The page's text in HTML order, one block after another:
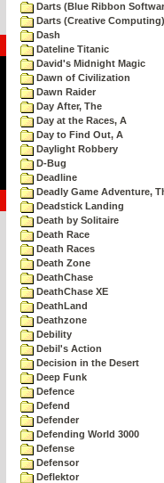
Darts (Blue Ribbon
Darts (Creative Computing)
Dash
Dateline Titanic
David's Midnight Magic
Dawn of Civilization
Dawn Raider
Day After, The
Day at the Races, A
Day to Find Out, A
Daylight Robbery
D-Bug
Deadline
Deadly Game Adventure,
Deadstick Landing
Death by Solitaire
Death Race
Death Races
Death Zone
DeathChase
DeathChase XE
DeathLand
Deathzone
Debility
Debil's Action
Decision in the Desert
Deep Funk
Defence
Defend
Defender
Defending World 3000
Defense
Defensor
Deflektor